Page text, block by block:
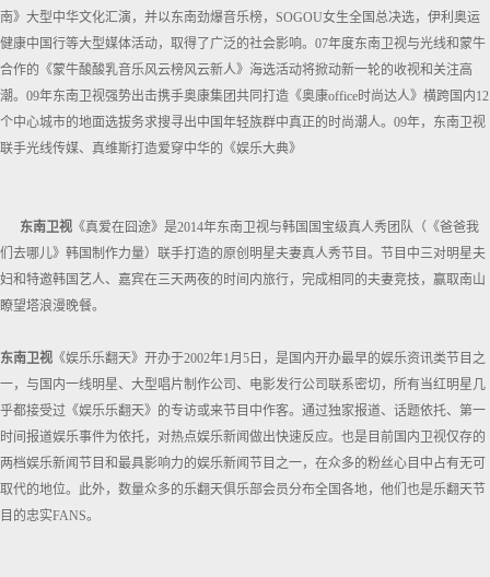
南》大型中华文化汇演，并以东南劲爆音乐榜，SOGOU女生全国总决选，伊利奥运
健康中国行等大型媒体活动，取得了广泛的社会影响。07年度东南卫视与光线和蒙牛
合作的《蒙牛酸酸乳音乐风云榜风云新人》海选活动将掀动新一轮的收视和关注高
潮。09年东南卫视强势出击携手奥康集团共同打造《奥康office时尚达人》横跨国内12
个中心城市的地面选拔务求搜寻出中国年轻族群中真正的时尚潮人。09年，东南卫视
联手光线传媒、真维斯打造爱穿中华的《娱乐大典》
东南卫视 《真爱在囧途》是2014年东南卫视与韩国国宝级真人秀团队（《爸爸我
们去哪儿》韩国制作力量）联手打造的原创明星夫妻真人秀节目。节目中三对明星夫
妇和特邀韩国艺人、嘉宾在三天两夜的时间内旅行，完成相同的夫妻竞技，赢取南山
瞭望塔浪漫晚餐。
东南卫视 《娱乐乐翻天》开办于2002年1月5日，是国内开办最早的娱乐资讯类节目之
一，与国内一线明星、大型唱片制作公司、电影发行公司联系密切，所有当红明星几
乎都接受过《娱乐乐翻天》的专访或来节目中作客。通过独家报道、话题依托、第一
时间报道娱乐事件为依托，对热点娱乐新闻做出快速反应。也是目前国内卫视仅存的
两档娱乐新闻节目和最具影响力的娱乐新闻节目之一，在众多的粉丝心目中占有无可
取代的地位。此外，数量众多的乐翻天俱乐部会员分布全国各地，他们也是乐翻天节
目的忠实FANS。